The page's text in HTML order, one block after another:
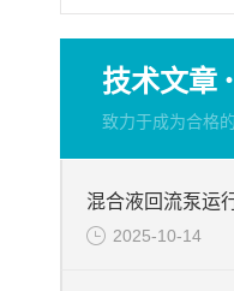
技术文章 ·
致力于成为合格
2025-10-14